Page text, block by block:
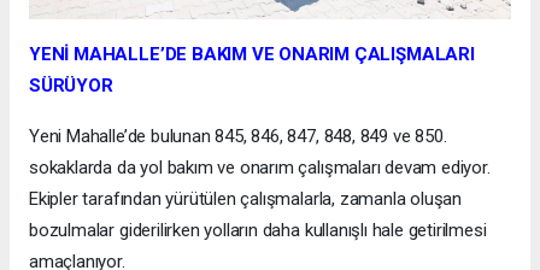
YENİ MAHALLE’DE BAKIM VE ONARIM ÇALIŞMALARI
SÜRÜYOR
Yeni Mahalle’de bulunan 845, 846, 847, 848, 849 ve 850.
sokaklarda da yol bakım ve onarım çalışmaları devam ediyor.
Ekipler tarafından yürütülen çalışmalarla, zamanla oluşan
bozulmalar giderilirken yolların daha kullanışlı hale getirilmesi
amaçlanıyor.